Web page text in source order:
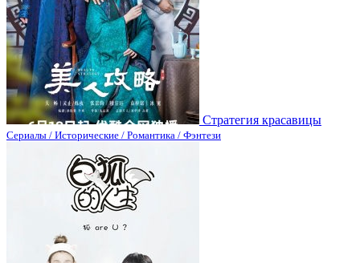
Стратегия красавицы
Сериалы / Исторические / Романтика / Фэнтези